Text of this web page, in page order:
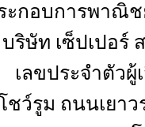
ะกอบการพาณิช
บริษัท เซ็ปเปอร์
เลขประจำตัวผู้
รูม ถนนเยาวร